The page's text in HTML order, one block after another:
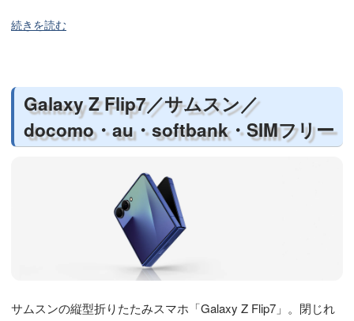
続きを読む
Galaxy Z Flip7／サムスン／
docomo・au・softbank・SIMフリー
サムスンの縦型折りたたみスマホ「Galaxy Z Flip7」。閉じれ